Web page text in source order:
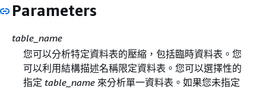
Parameters
table_name
您可以分析特定資料表的壓縮，包括臨時資料表。您
可以利用結構描述名稱限定資料表。您可以選擇性的
指定 table_name來分析單一資料表。如果您未指定